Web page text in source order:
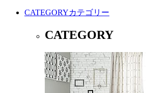
CATEGORYカテゴリー
CATEGORY